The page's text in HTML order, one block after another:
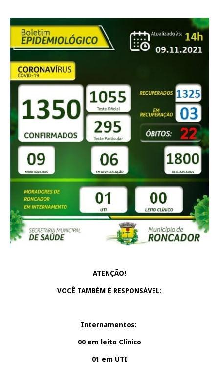
ATENÇÃO!
VOCÊ TAMBÉM É RESPONSÁVEL:
Internamentos:
00 em leito Clínico
01 em UTI